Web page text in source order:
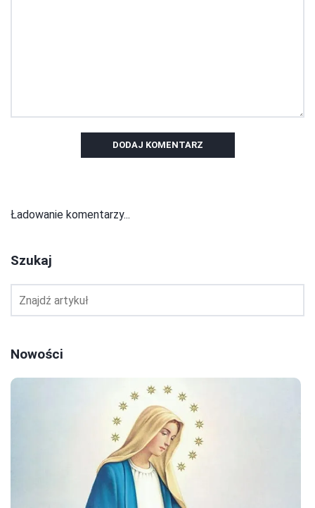
DODAJ KOMENTARZ
Ładowanie komentarzy...
Szukaj
Nowości